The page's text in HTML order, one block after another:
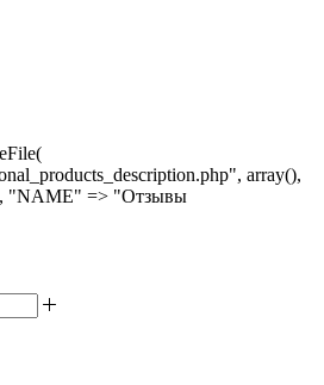
array(),
"NAME" => "Отзывы